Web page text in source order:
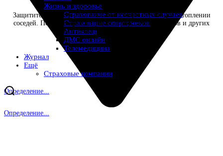
Определение...
Определение...
Жизнь и здоровье
Страхование от несчастных случаев
Страхование спортсменов
Антиклещ
ДМС онлайн
Телемедицина
Журнал
Ещё
Страховые компании
Защитите себя от финансовых потерь при случайном затоплении
соседей. Полис покрывает ущерб от протечек, пожаров и других
рисков. Быстрое оформление онлайн!